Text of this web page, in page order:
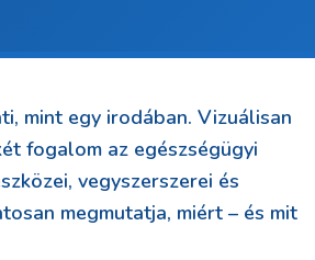
mint egy irodában. Vizuálisan
fogalom az egészségügyi
vegyszerszerei és
megmutatja, miért – és mit